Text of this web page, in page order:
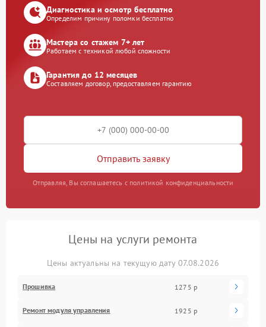
Диагностика и осмотр бесплатно
Определим причину поломки бесплатно
Мастера со стажем 7+ лет
Работаем с техникой любой сложности
Гарантия до 12 месяцев
Составляем договор, предоставляем гарантию
Отправить заявку
Отправляя, Вы соглашаетесь с политикой конфиденциальности
Цены на услуги ремонта
Цены актуальны на текущую дату 07.08.2026
Прошивка 1275 р
Ремонт модуля управления 1925 р